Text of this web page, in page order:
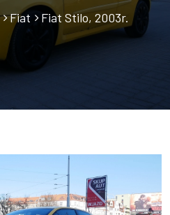
Fiat Fiat Stilo, 2003r.